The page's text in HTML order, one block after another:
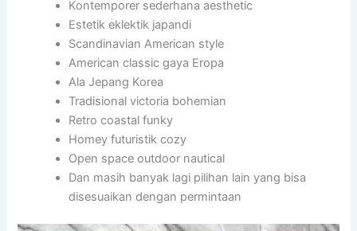
Kontemporer sederhana aesthetic
Estetik eklektik japandi
Scandinavian American style
American classic gaya Eropa
Ala Jepang Korea
Tradisional victoria bohemian
Retro coastal funky
Homey futuristik cozy
Open space outdoor nautical
Dan masih banyak lagi pilihan lain yang bisa
disesuaikan dengan permintaan